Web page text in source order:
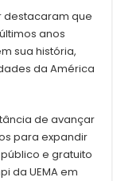
destacaram que
anos
sua história,
da América
de avançar
para expandir
e gratuito
da UEMA em